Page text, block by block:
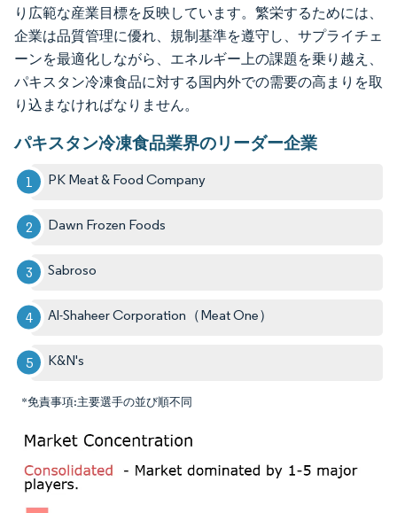
り広範な産業目標を反映しています。繁栄するためには、
企業は品質管理に優れ、規制基準を遵守し、サプライチェ
ーンを最適化しながら、エネルギー上の課題を乗り越え、
パキスタン冷凍食品に対する国内外での需要の高まりを取
り込まなければなりません。
パキスタン冷凍食品業界のリーダー企業
PK Meat & Food Company
Dawn Frozen Foods
Sabroso
Al-Shaheer Corporation（Meat One）
K&N's
*免責事項:主要選手の並び順不同